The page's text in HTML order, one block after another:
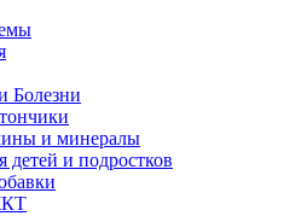
Болезни
и минералы
и подростков